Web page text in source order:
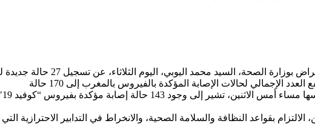
أعلن مدير مديرية علم الأوبئة ومكافحة الأمراض
بقواعد النظافة والسلامة الصحية، والانخراط في التدابير الاحترازية